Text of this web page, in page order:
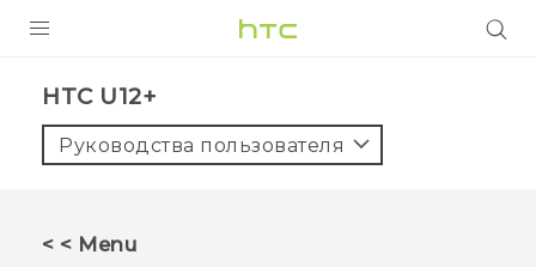
5G
HTC U12+‎
Руководства пользователя
< < Menu